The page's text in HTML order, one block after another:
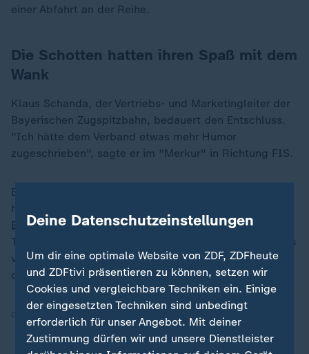
einer Abfahrt an der Reihe.
Die Schotten hatten ihren Spaß mit dem
Wank
Klaus Schanda, der Vertriebs- und Marketingleiter der
Bayerischen Zugspitzbahn, bedauert den Entschluss.
"Ich hätte dem Verband etwas mehr Humor
zugeschrieben", sagte er im "Merkur" in Richtung FIS.
Er glaubt, dass gerade so eine Art der Reklame Erfolg
habe und verweist auf die
Europameisterschaft 2024: Damals waren Schotten im
Trainingslager in Garmisch-Partenkirchen; und die Fans
von der Insel hatten ihre Gaudi mit dem Hausberg mit
dem - für sie - unanständigen Namen.
Deine Datenschutzeinstellungen
Um dir eine optimale Website von ZDF, ZDFheute
und ZDFtivi präsentieren zu können, setzen wir
Cookies und vergleichbare Techniken ein. Einige
der eingesetzten Techniken sind unbedingt
erforderlich für unser Angebot. Mit deiner
Zustimmung dürfen wir und unsere Dienstleister